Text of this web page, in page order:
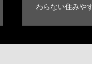
わらない住みや